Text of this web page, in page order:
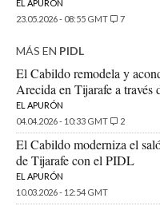
EL APURÓN
23.05.2026 - 08:55 GMT
7
MÁS EN PIDL
El Cabildo remodela y
Arecida en Tijarafe a través
EL APURÓN
04.04.2026 - 10:33 GMT
2
El Cabildo moderniza el
de Tijarafe con el PIDL
EL APURÓN
10.03.2026 - 12:54 GMT